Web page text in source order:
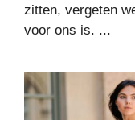
zitten, vergeten
voor ons is. ...